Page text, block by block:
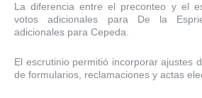
La diferencia entre el preconteo y el
votos adicionales para De la
adicionales para Cepeda.
El escrutinio permitió incorporar ajustes
de formularios, reclamaciones y actas